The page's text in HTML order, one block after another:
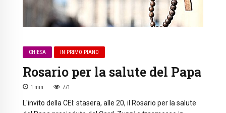
CHIESA IN PRIMO PIANO
Rosario per la salute del Papa
1 min 771
L'invito della CEI: stasera, alle 20, il Rosario per la salute